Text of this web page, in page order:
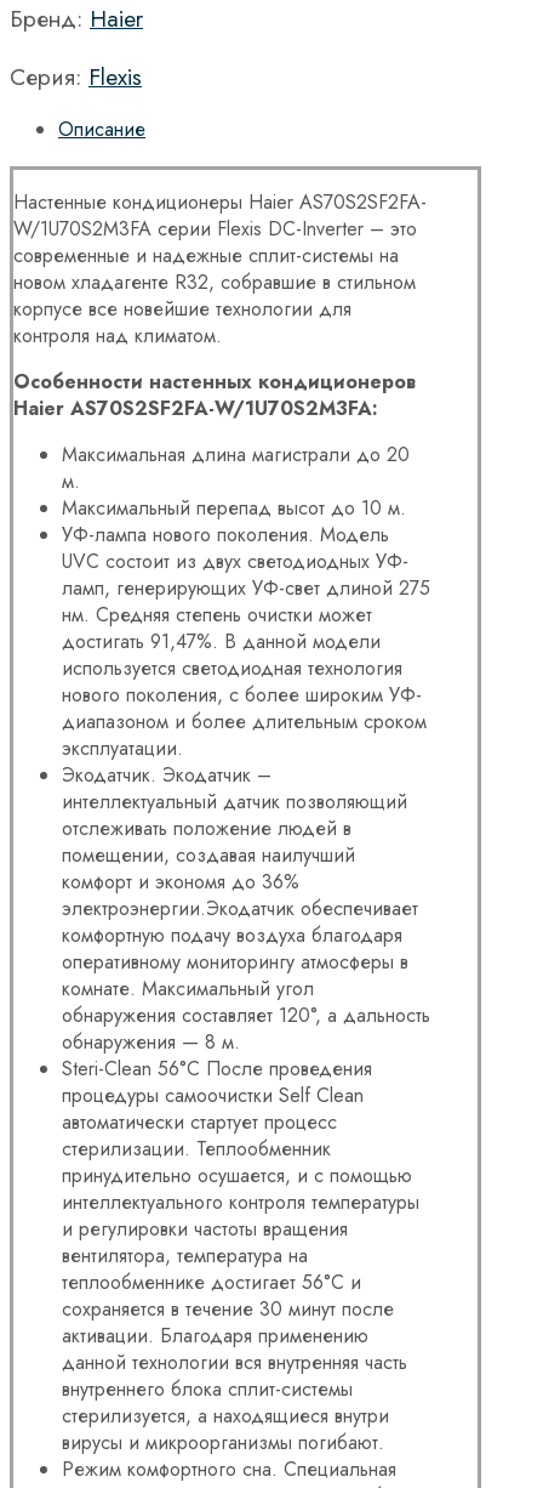
Бренд: Haier
Серия: Flexis
Описание
Настенные кондиционеры Haier AS70S2SF2FA-
W/1U70S2M3FA серии Flexis DC-Inverter – это
современные и надежные сплит-системы на
новом хладагенте R32, собравшие в стильном
корпусе все новейшие технологии для
контроля над климатом.
Особенности настенных кондиционеров
Haier AS70S2SF2FA-W/1U70S2M3FA:
Максимальная длина магистрали до 20
м.
Максимальный перепад высот до 10 м.
УФ-лампа нового поколения. Модель
UVC состоит из двух светодиодных УФ-
ламп, генерирующих УФ-свет длиной 275
нм. Средняя степень очистки может
достигать 91,47%. В данной модели
используется светодиодная технология
нового поколения, с более широким УФ-
диапазоном и более длительным сроком
эксплуатации.
Экодатчик. Экодатчик –
интеллектуальный датчик позволяющий
отслеживать положение людей в
помещении, создавая наилучший
комфорт и экономя до 36%
электроэнергии.Экодатчик обеспечивает
комфортную подачу воздуха благодаря
оперативному мониторингу атмосферы в
комнате. Максимальный угол
обнаружения составляет 120°, а дальность
обнаружения — 8 м.
Steri-Clean 56°C После проведения
процедуры самоочистки Self Clean
автоматически стартует процесс
стерилизации. Теплообменник
принудительно осушается, и с помощью
интеллектуального контроля температуры
и регулировки частоты вращения
вентилятора, температура на
теплообменнике достигает 56°С и
сохраняется в течение 30 минут после
активации. Благодаря применению
данной технологии вся внутренняя часть
внутреннего блока сплит-системы
стерилизуется, а находящиеся внутри
вирусы и микроорганизмы погибают.
Режим комфортного сна. Специальная